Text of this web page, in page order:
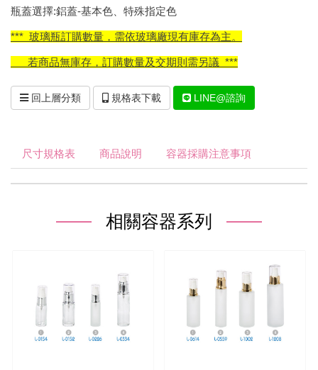
瓶蓋選擇:鋁蓋-基本色、特殊指定色
*** 玻璃瓶訂購數量，需依玻璃廠現有庫存為主。
若商品無庫存，訂購數量及交期則需另議 ***
回上層分類 規格表下載 LINE@諮詢
尺寸規格表 商品說明 容器採購注意事項
相關容器系列